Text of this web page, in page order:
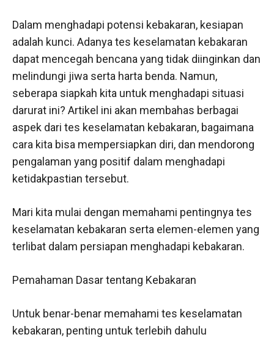
Dalam menghadapi potensi kebakaran, kesiapan
adalah kunci. Adanya tes keselamatan kebakaran
dapat mencegah bencana yang tidak diinginkan dan
melindungi jiwa serta harta benda. Namun,
seberapa siapkah kita untuk menghadapi situasi
darurat ini? Artikel ini akan membahas berbagai
aspek dari tes keselamatan kebakaran, bagaimana
cara kita bisa mempersiapkan diri, dan mendorong
pengalaman yang positif dalam menghadapi
ketidakpastian tersebut.
Mari kita mulai dengan memahami pentingnya tes
keselamatan kebakaran serta elemen-elemen yang
terlibat dalam persiapan menghadapi kebakaran.
Pemahaman Dasar tentang Kebakaran
Untuk benar-benar memahami tes keselamatan
kebakaran, penting untuk terlebih dahulu